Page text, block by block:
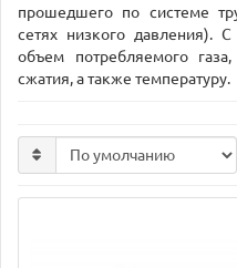
прошедшего по системе
сетях низкого давления).
объем потребляемого
сжатия, а также температуру.